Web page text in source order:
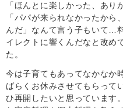
「ほんとに楽しかった、あり
「パパが来られなかったか
んだ」なんて言う子もいて…
イレクトに響くんだなと改め
た。
今は子育てもあってなかなか
ばらくお休みさせてもらって
ひ再開したいと思っています